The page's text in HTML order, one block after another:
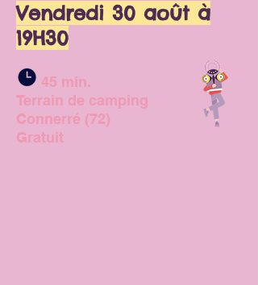
Vendredi 30 août à
19H30
45 min.
Terrain de camping
Connerré (72)
Gratuit